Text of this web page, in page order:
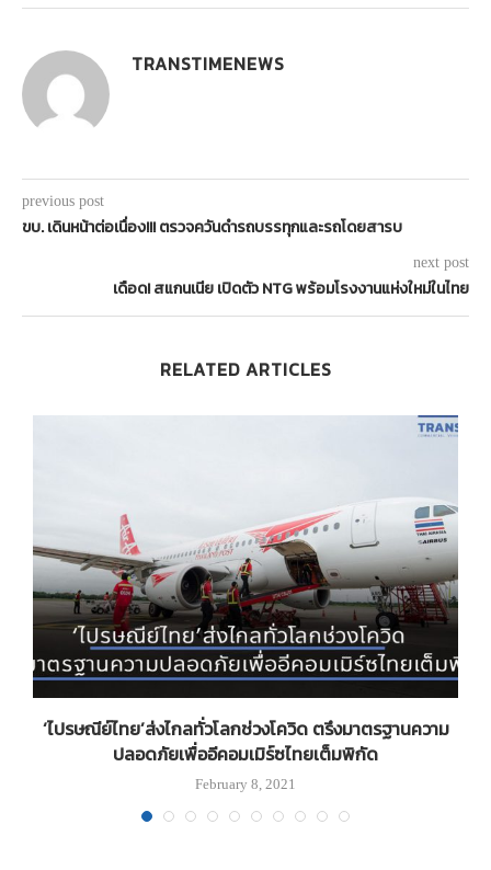
TRANSTIMENEWS
previous post
ขบ. เดินหน้าต่อเนื่อง!!! ตรวจควันดำรถบรรทุกและรถโดยสารบ
next post
เดือด! สแกนเนีย เปิดตัว NTG พร้อมโรงงานแห่งใหม่ในไทย
RELATED ARTICLES
‘ไปรษณีย์ไทย’ส่งไกลทั่วโลกช่วงโควิด ตรึงมาตรฐานความ
ปลอดภัยเพื่ออีคอมเมิร์ซไทยเต็มพิกัด
February 8, 2021